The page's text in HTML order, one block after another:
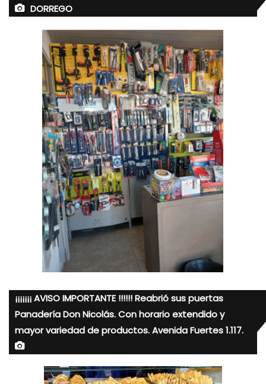
DORREGO
¡¡¡¡¡¡¡ AVISO IMPORTANTE !!!!!! Reabrió sus puertas
Panadería Don Nicolás. Con horario extendido y
mayor variedad de productos. Avenida Fuertes 1.117.